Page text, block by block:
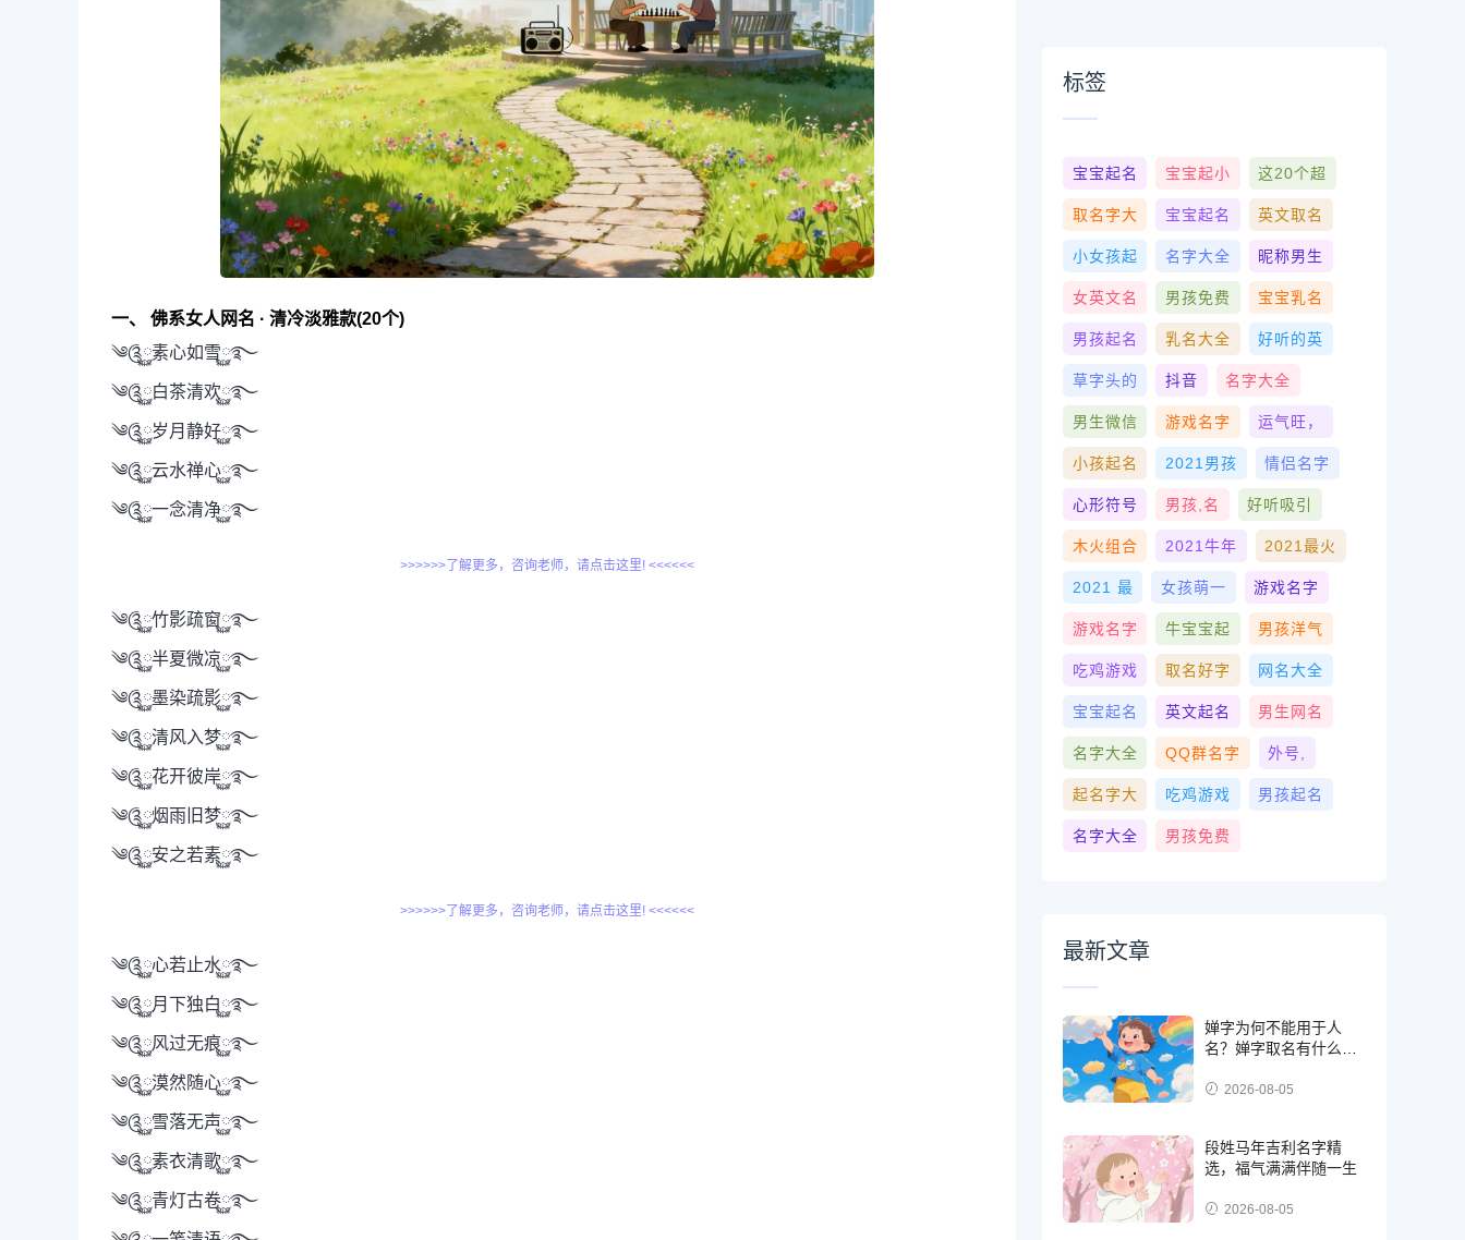
一、 佛系女人网名 · 清冷淡雅款(20个)
༄༊࿆素心如雪࿆࿐
༄༊࿆白茶清欢࿆࿐
༄༊࿆岁月静好࿆࿐
༄༊࿆云水禅心࿆࿐
༄༊࿆一念清净࿆࿐
>>>>>>了解更多，咨询老师，请点击这里! <<<<<<
༄༊࿆竹影疏窗࿆࿐
༄༊࿆半夏微凉࿆࿐
༄༊࿆墨染疏影࿆࿐
༄༊࿆清风入梦࿆࿐
༄༊࿆花开彼岸࿆࿐
༄༊࿆烟雨旧梦࿆࿐
༄༊࿆安之若素࿆࿐
>>>>>>了解更多，咨询老师，请点击这里! <<<<<<
༄༊࿆心若止水࿆࿐
༄༊࿆月下独白࿆࿐
༄༊࿆风过无痕࿆࿐
༄༊࿆漠然随心࿆࿐
༄༊࿆雪落无声࿆࿐
༄༊࿆素衣清歌࿆࿐
༄༊࿆青灯古卷࿆࿐
标签
宝宝起名 宝宝起小 这20个超
取名字大 宝宝起名 英文取名
小女孩起 名字大全 昵称男生
女英文名 男孩免费 宝宝乳名
男孩起名 乳名大全 好听的英
草字头的 抖音 名字大全
男生微信 游戏名字 运气旺，
小孩起名 2021男孩 情侣名字
心形符号 男孩,名 好听吸引
木火组合 2021牛年 2021最火
2021 最 女孩萌一 游戏名字
游戏名字 牛宝宝起 男孩洋气
吃鸡游戏 取名好字 网名大全
宝宝起名 英文起名 男生网名
名字大全 QQ群名字 外号,
起名字大 吃鸡游戏 男孩起名
名字大全 男孩免费
最新文章
婵字为何不能用于人
名？婵字取名有什么禁
2026-08-05
段姓马年吉利名字精
选，福气满满伴随一生
2026-08-05